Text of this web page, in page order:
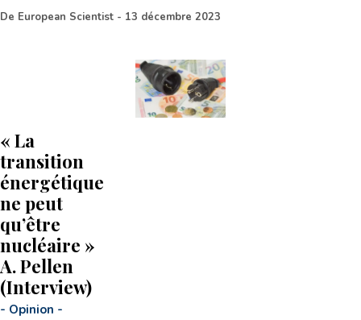
De European Scientist - 13 décembre 2023
« La
transition
énergétique
ne peut
qu’être
nucléaire »
A. Pellen
(Interview)
- Opinion -